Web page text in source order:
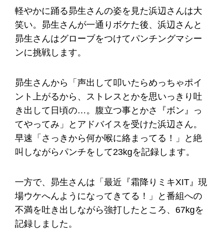
軽やかに踊る昴生さんの姿を見た浜辺さんは大
笑い。昴生さんが一通りボケた後、浜辺さんと
昴生さんはグローブをつけてパンチングマシー
ンに挑戦します。
昴生さんから「声出して叩いたらめっちゃポイ
ント上がるから、ストレスとかを思いっきり吐
き出して日頃の…。腹立つ事とかさ『ボン』っ
てやってみ」とアドバイスを受けた浜辺さん。
早速「さっきから何か喉に絡まってる！」と絶
叫しながらパンチをして23kgを記録します。
一方で、昴生さんは「最近『霜降りミキXIT』現
場ウケへんようになってきてる！」と番組への
不満を吐き出しながら強打したところ、67kgを
記録しました。